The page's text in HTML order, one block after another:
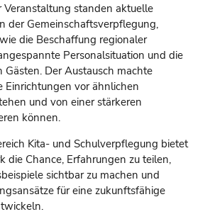
standen aktuelle
der Gemeinschaftsverpflegung,
die Beschaffung regionaler
Personalsituation und die
Der Austausch machte
Einrichtungen vor ähnlichen
und von einer stärkeren
können.
Kita- und Schulverpflegung bietet
die Chance, Erfahrungen zu teilen,
sichtbar zu machen und
für eine zukunftsfähige